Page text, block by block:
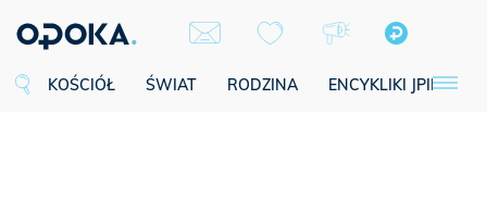
KOŚCIÓŁ ŚWIAT RODZINA ENCYKLIKI JPII